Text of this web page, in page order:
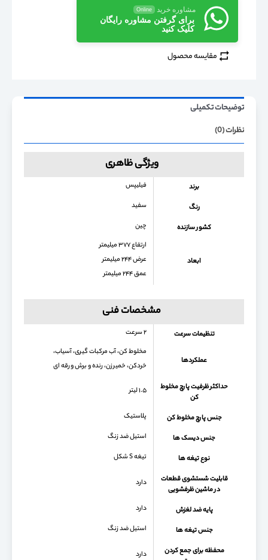
مشاوره خرید Online
برای گرفتن مشاوره رایگان
کلیک کنید
مقایسه محصول
توضیحات تکمیلی
نظرات (0)
ویژگی ظاهری
برند فیلیپس
رنگ سفید
کشور سازنده چین
ابعاد
ارتفاع ۳۷۷ میلیمتر
عرض ۲۴۴ میلیمتر
عمق ۲۴۴ میلیمتر
مشخصات فنی
تنظیمات سرعت ۲ سرعت
عملکردها
مخلوط کن، آب مرکبات گیری، آسیاب،
خردکن، خمیرزن، رنده و برش ورقه ای
حداکثر ظرفیت پارچ مخلوط
کن
۱.۵ لیتر
جنس پارچ مخلوط کن پلاستیک
جنس دیسک ها استیل ضد زنگ
نوع تیغه ها تیغه S شکل
قابلیت شستشوی قطعات
در ماشین ظرفشویی
دارد
پایه ضد لغزش دارد
جنس تیغه ها استیل ضد زنگ
محفظه برای جمع كردن
دارد